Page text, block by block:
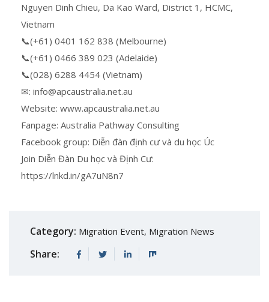
Nguyen Dinh Chieu, Da Kao Ward, District 1, HCMC,
Vietnam
📞(+61) 0401 162 838 (Melbourne)
📞(+61) 0466 389 023 (Adelaide)
📞(028) 6288 4454 (Vietnam)
✉: info@apcaustralia.net.au
Website: www.apcaustralia.net.au
Fanpage: Australia Pathway Consulting
Facebook group: Diễn đàn định cư và du học Úc
Join Diễn Đàn Du học và Định Cư:
https://lnkd.in/gA7uN8n7
Category: Migration Event, Migration News
Share: